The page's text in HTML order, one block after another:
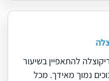
להתאפיין בשיעור
נמוך מאידך. מכל